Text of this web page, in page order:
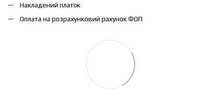
Накладений платіж
Оплата на розрахунковий рахунок ФОП